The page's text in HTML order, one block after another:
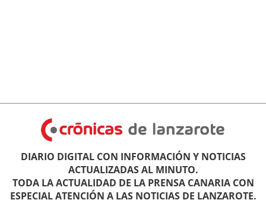
DIARIO DIGITAL CON INFORMACIÓN Y NOTICIAS
ACTUALIZADAS AL MINUTO.
TODA LA ACTUALIDAD DE LA PRENSA CANARIA CON
ESPECIAL ATENCIÓN A LAS NOTICIAS DE LANZAROTE.